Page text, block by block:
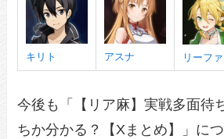
キリト アスナ リーファ
今後も「【リア麻】実戦多面待
ちか分かる？【Xまとめ】」に